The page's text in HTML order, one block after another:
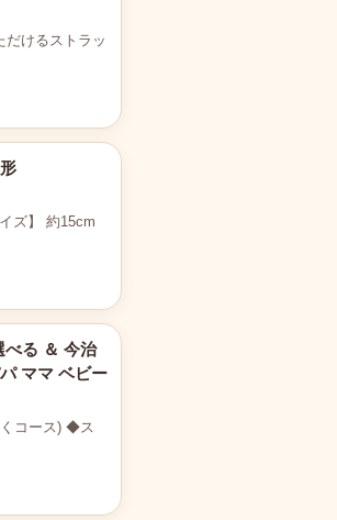
けるストラッ
形
ズ】 約15cm
べる ＆ 今治
ママ ベビー
くコース) ◆ス